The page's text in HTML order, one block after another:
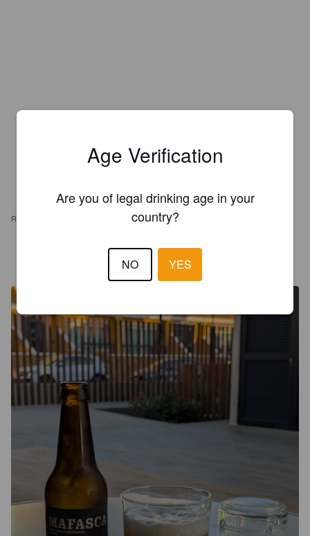
REVIEWS
BEERCULES
@ Canary Gourmet
Age Verification
Are you of legal drinking age in your
country?
NO YES